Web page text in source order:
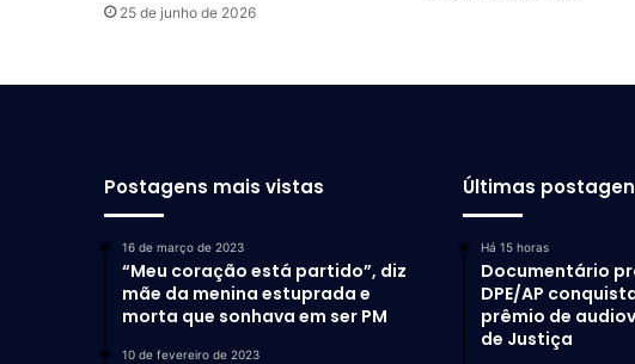
25 de junho de 2026
Postagens mais vistas
16 de março de 2023
“Meu coração está partido”, diz
mãe da menina estuprada e
morta que sonhava em ser PM
10 de fevereiro de 2023
Últimas
Há 15 horas
Documentário
DPE/AP
prêmio de
de Justiça